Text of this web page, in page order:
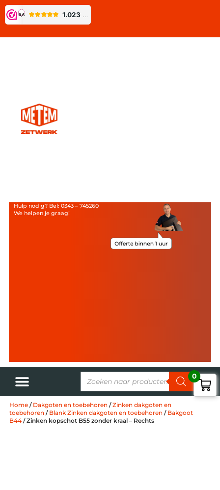
Hulp nodig? Bel: 0343 – 745260
We helpen je graag!
Home/ Dakgoten en toebehoren/Zinken dakgoten en
toebehoren/ Blank Zinken dakgoten en toebehoren/ Bakgoot
B44/ Zinken kopschot B55 zonder kraal – Rechts
0